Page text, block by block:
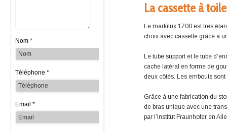
La cassette à
Le markilux 1700 est très
choix avec cassette grâce à
Le tube support et le tube
cache latéral en forme de
deux côtés. Les embouts
Grâce à une fabrication du
de bras unique avec une
par l’Institut Fraunhofer en
Nom *
Téléphone *
Email *